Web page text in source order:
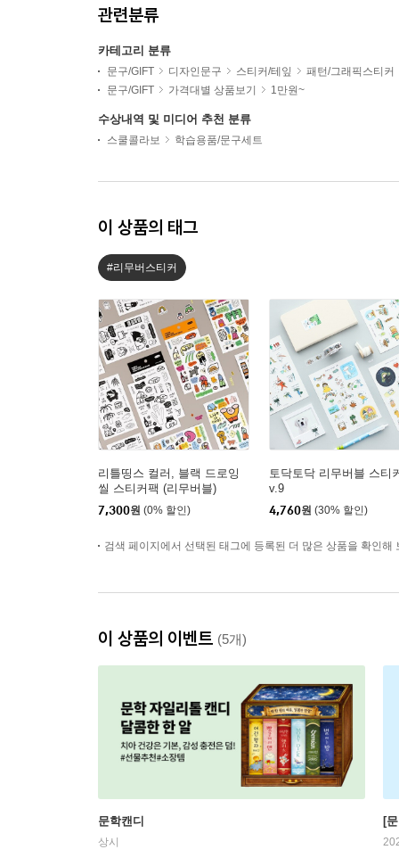
관련분류
카테고리 분류
문구/GIFT 디자인문구 스티커/테잎
패턴/그래픽스티커
문구/GIFT
가격대별 상품보기 1만원~
수상내역 및 미디어 추천 분류
스쿨콜라보 학습용품/문구세트
이 상품의 태그
#리무버스티커
리틀띵스 컬러, 블랙 드로잉
씰 스티커팩 (리무버블)
7,300원 (0% 할인)
토닥토닥 리무버블 스티
v.9
4,760원 (30% 할인)
검색 페이지에서 선택된 태그에 등록된 더 많은 상품을 확인해
이 상품의 이벤트 (5개)
문학캔디
상시
[